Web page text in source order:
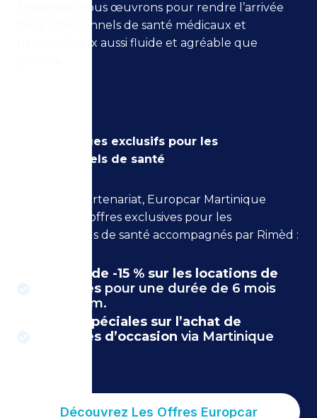
Ensemble, nous œuvrons pour rendre l’arrivée
des professionnels de santé médicaux et
paramédicaux aussi fluide et agréable que
Des avantages exclusifs pour les
professionnels de santé
Grâce à ce partenariat, Europcar Martinique
propose des offres exclusives pour les
professionnels de santé accompagnés par Rimèd :
Remise de -15 % sur les locations de
véhicules pour une durée de 6 mois
maximum.
Offres spéciales sur l’achat de
véhicules d’occasion via Martinique
Découvrez Les Offres Europcar